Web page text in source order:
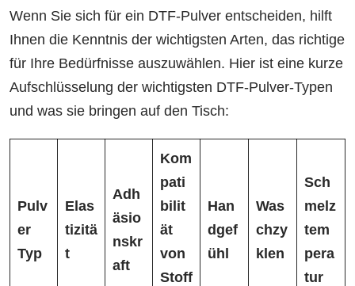
Wenn Sie sich für ein DTF-Pulver entscheiden, hilft
Ihnen die Kenntnis der wichtigsten Arten, das richtige
für Ihre Bedürfnisse auszuwählen. Hier ist eine kurze
Aufschlüsselung der wichtigsten DTF-Pulver-Typen
und was sie bringen auf den Tisch:
Pulv
er
Typ
Elas
tizitä
t
Adh
äsio
nskr
aft
Kom
pati
bilit
ät
von
Stoff
Han
dgef
ühl
Was
chzy
klen
Sch
melz
tem
pera
tur